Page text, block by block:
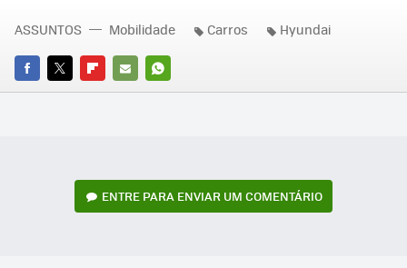
FACEBOOK
TWITTERFLIPBOARD
E-
WHATSAPP
ASSUNTOS Mobilidade Carros Hyundai
ENTRE PARA ENVIAR UM COMENTÁRIO